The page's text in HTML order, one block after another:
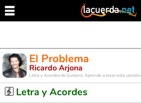
El Problema
Ricardo Arjona
Letra y Acordes de Guitarra. Aprende a tocar esta canción
Letra y Acordes